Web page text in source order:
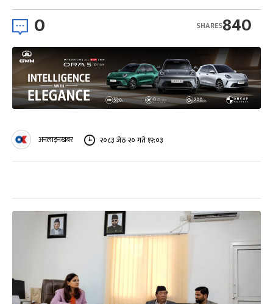
0 840
SHARES
अनलाइनखबर २०८३ जेठ २० गते १२:०३